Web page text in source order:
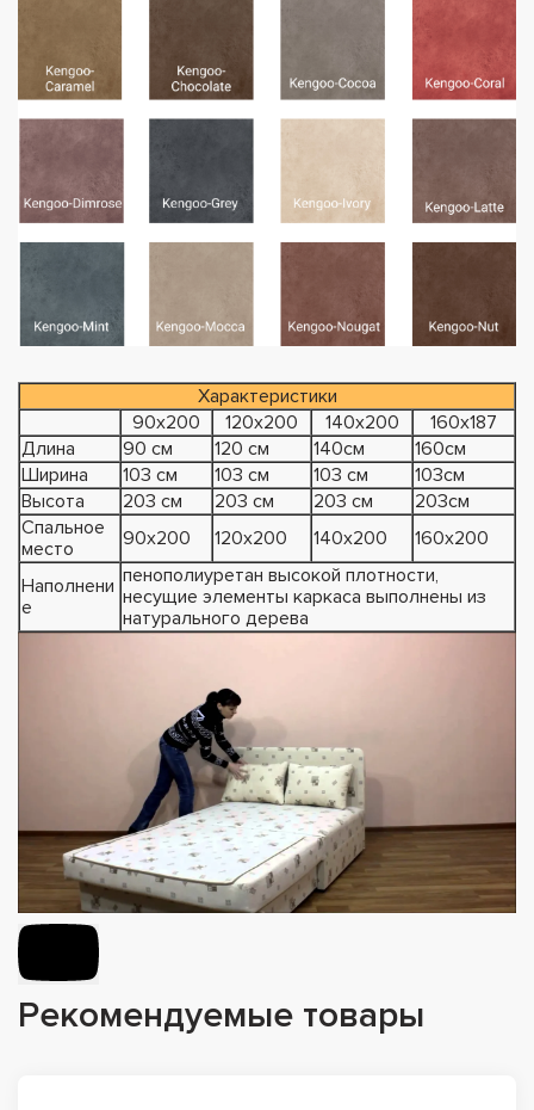
Характеристики
90х200
120х200 140х200
160х187
Длина
90 см 120 см 140см
160см
Ширина
103 см 103 см 103 см
103см
Высота
203 см 203 см 203 см
203см
Спальное
место
90х200 120х200 140х200
160х200
Наполнени
е
пенополиуретан высокой плотности,
несущие элементы каркаса выполнены из
натурального дерева
Рекомендуемые товары